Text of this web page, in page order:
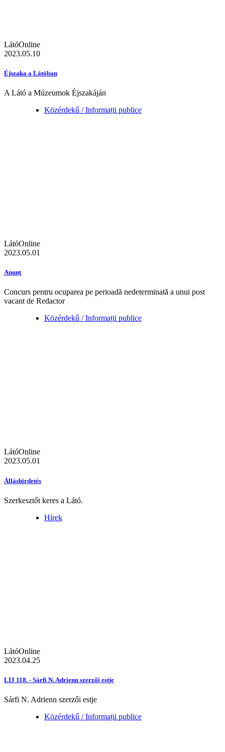
LátóOnline
2023.05.10
Éjszaka a Látóban
A Látó a Múzeumok Éjszakáján
Közérdekű / Informații publice
LátóOnline
2023.05.01
Anunţ
Concurs pentru ocuparea pe perioadă nedeterminată a unui post
vacant de Redactor
Közérdekű / Informații publice
LátóOnline
2023.05.01
Álláshirdetés
Szerkesztőt keres a Látó.
Hírek
LátóOnline
2023.04.25
LIJ 118. - Sárfi N. Adrienn szerzői estje
Sárfi N. Adrienn szerzői estje
Közérdekű / Informații publice